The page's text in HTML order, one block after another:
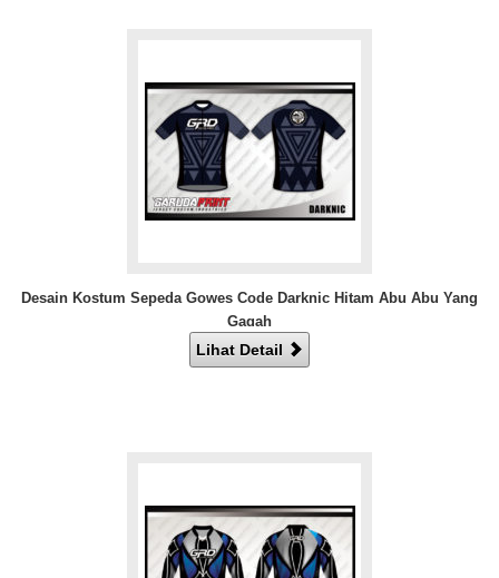
Desain Kostum Sepeda Gowes Code Darknic Hitam Abu Abu Yang
Gagah
Lihat Detail